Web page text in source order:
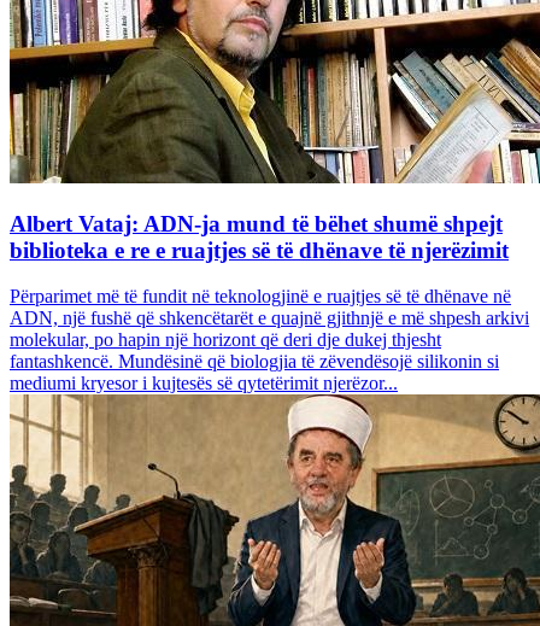
Albert Vataj: ADN-ja mund të bëhet shumë shpejt
biblioteka e re e ruajtjes së të dhënave të njerëzimit
Përparimet më të fundit në teknologjinë e ruajtjes së të dhënave në
ADN, një fushë që shkencëtarët e quajnë gjithnjë e më shpesh arkivi
molekular, po hapin një horizont që deri dje dukej thjesht
fantashkencë. Mundësinë që biologjia të zëvendësojë silikonin si
mediumi kryesor i kujtesës së qytetërimit njerëzor...